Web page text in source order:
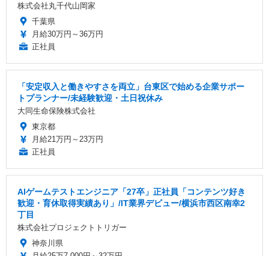
株式会社丸千代山岡家
千葉県
月給30万円～36万円
正社員
「安定収入と働きやすさを両立」台東区で始める企業サポー
トプランナー/未経験歓迎・土日祝休み
大同生命保険株式会社
東京都
月給21万円～23万円
正社員
AIゲームテストエンジニア「27卒」正社員「コンテンツ好き
歓迎・育休取得実績あり」/IT業界デビュー/横浜市西区南幸2
丁目
株式会社プロジェクトトリガー
神奈川県